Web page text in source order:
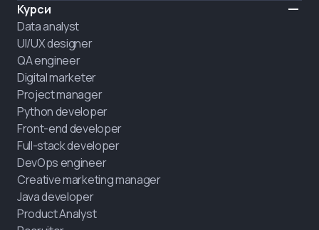
Курси
Data analyst
UI/UX designer
QA engineer
Digital marketer
Project manager
Python developer
Front-end developer
Full-stack developer
DevOps engineer
Creative marketing manager
Java developer
Product Analyst